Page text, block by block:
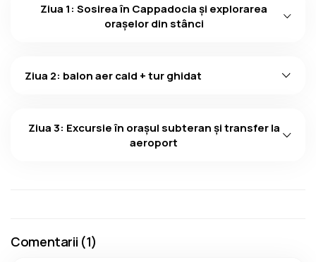
Ziua 1: Sosirea în Cappadocia şi explorarea
oraşelor din stânci
Ziua 2: balon aer cald + tur ghidat
Ziua 3: Excursie în oraşul subteran şi transfer la
aeroport
Comentarii (1)